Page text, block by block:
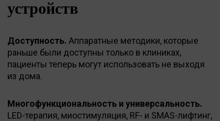
устройств
Доступность. Аппаратные методики, которые
раньше были доступны только в клиниках,
пациенты теперь могут использовать не выходя
из дома.
Многофункциональность и универсальность.
LED-терапия, миостимуляция, RF- и SMAS-лифтинг,